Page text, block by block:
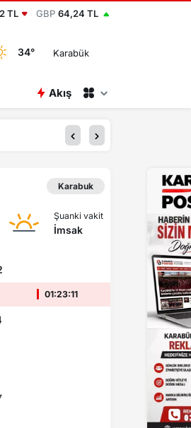
TL GBP 64,24 TL
34° Karabük
Akış
Karabuk
Şuanki vakit
İmsak
01:23:11